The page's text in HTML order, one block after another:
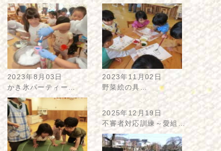
2023年8月03日
かき氷パーティー…
2023年11月02日
野菜絵の具…
2025年12月19日
不審者対応訓練～愛組…